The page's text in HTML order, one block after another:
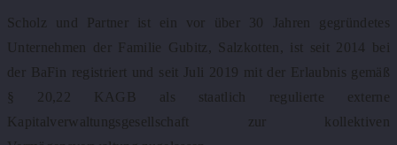
Scholz und Partner ist ein vor über 30 Jahren gegründetes
Unternehmen der Familie Gubitz, Salzkotten, ist seit 2014 bei
der BaFin registriert und seit Juli 2019 mit der Erlaubnis gemäß
§ 20,22 KAGB als staatlich regulierte externe
Kapitalverwaltungsgesellschaft zur kollektiven